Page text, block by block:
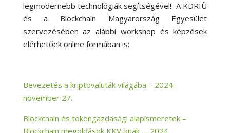
legmodernebb technológiák segítségével! A KDRIÜ
és a Blockchain Magyarország Egyesület
szervezésében az alábbi workshop és képzések
elérhetőek online formában is:
Bevezetés a kriptovaluták világába – 2024.
november 27.
Blockchain és tokengazdasági alapismeretek –